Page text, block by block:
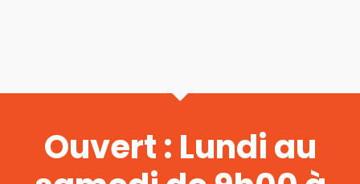
Ouvert : Lundi au